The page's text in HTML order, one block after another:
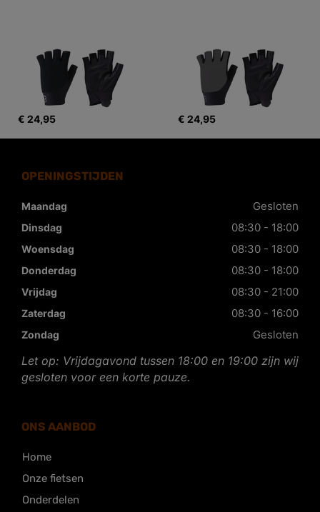
€ 24,95 € 24,95
OPENINGSTIJDEN
Maandag Gesloten
Dinsdag 08:30 - 18:00
Woensdag 08:30 - 18:00
Donderdag 08:30 - 18:00
Vrijdag 08:30 - 21:00
Zaterdag 08:30 - 16:00
Zondag Gesloten
Let op: Vrijdagavond tussen 18:00 en 19:00 zijn wij
gesloten voor een korte pauze.
ONS AANBOD
Home
Onze fietsen
Onderdelen